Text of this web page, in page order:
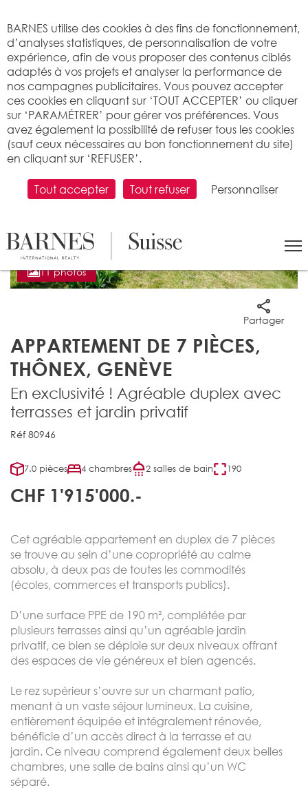
11 photos
APPARTEMENT DE 7 PIÈCES,
THÔNEX, GENÈVE
Partager
En exclusivité ! Agréable duplex avec
terrasses et jardin privatif
Réf 80946
7.0 pièces 4 chambres 2 salles de bain 190
CHF 1'915'000.-
Cet agréable appartement en duplex de 7 pièces
se trouve au sein d’une copropriété au calme
absolu, à deux pas de toutes les commodités
(écoles, commerces et transports publics).
D’une surface PPE de 190 m², complétée par
plusieurs terrasses ainsi qu’un agréable jardin
privatif, ce bien se déploie sur deux niveaux offrant
des espaces de vie généreux et bien agencés.
Le rez supérieur s’ouvre sur un charmant patio,
menant à un vaste séjour lumineux. La cuisine,
entièrement équipée et intégralement rénovée,
bénéficie d’un accès direct à la terrasse et au
jardin. Ce niveau comprend également deux belles
chambres, une salle de bains ainsi qu’un WC
séparé.
BARNES utilise des cookies à des fins de fonctionnement,
d’analyses statistiques, de personnalisation de votre
expérience, afin de vous proposer des contenus ciblés
adaptés à vos projets et analyser la performance de
nos campagnes publicitaires. Vous pouvez accepter
ces cookies en cliquant sur ‘TOUT ACCEPTER’ ou cliquer
sur ‘PARAMÉTRER’ pour gérer vos préférences. Vous
avez également la possibilité de refuser tous les cookies
(sauf ceux nécessaires au bon fonctionnement du site)
en cliquant sur ‘REFUSER’.
Tout accepter Tout refuser Personnaliser